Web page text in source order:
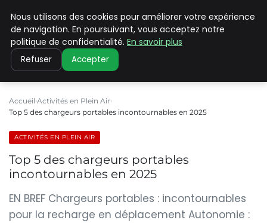
PILAT PATRIMOINES
Accueil Activités en Plein Air
Top 5 des chargeurs portables incontournables en 2025
ACTIVITÉS EN PLEIN AIR
Top 5 des chargeurs portables
incontournables en 2025
EN BREF Chargeurs portables : incontournables
pour la recharge en déplacement Autonomie :
Nous utilisons des cookies pour améliorer votre expérience
de navigation. En poursuivant, vous acceptez notre
politique de confidentialité. En savoir plus
Refuser Accepter